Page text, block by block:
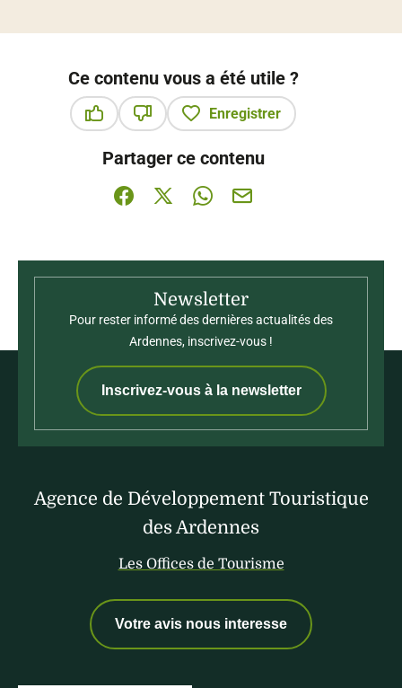
Ce contenu vous a été utile ?
Enregistrer
Partager ce contenu
Partager sur Facebook (nouvelle fenêtre)
Partager sur X / Twitter (nouvelle
Partager sur WhatsApp
Partager par mail
Newsletter
Pour rester informé des dernières actualités des
Ardennes, inscrivez-vous !
Inscrivez-vous à la newsletter
Agence de Développement Touristique
des Ardennes
Les Offices de Tourisme
Votre avis nous interesse